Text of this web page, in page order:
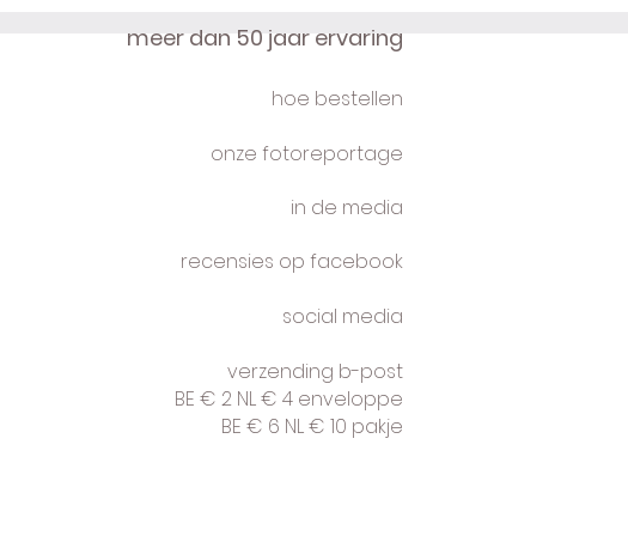
meer dan 50 jaar ervaring
hoe bestellen
onze fotoreportage
in de media
recensies op facebook
social media
verzending b-post
BE € 2 NL € 4 enveloppe
BE € 6 NL € 10 pakje